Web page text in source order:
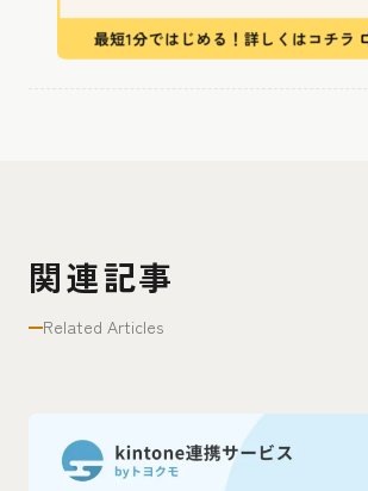
関連記事
Related Articles